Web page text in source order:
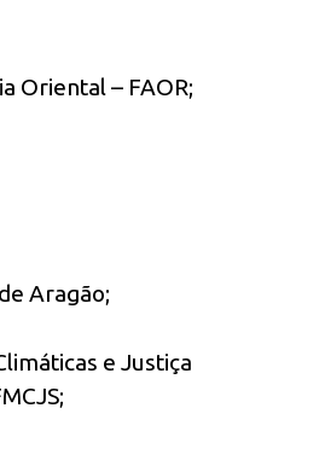
Oriental – FAOR;
Aragão;
e Justiça